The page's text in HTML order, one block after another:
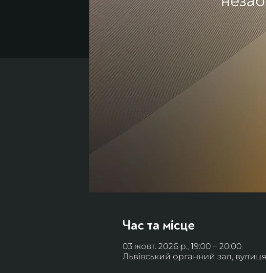
Час та місце
03 жовт. 2026 р., 19:00 – 20:00
Львівський органний зал,